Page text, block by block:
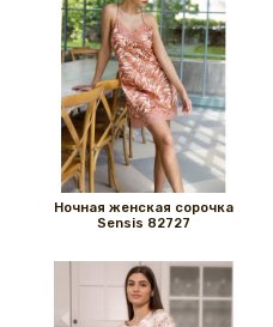
Ночная женская сорочка
Sensis 82727